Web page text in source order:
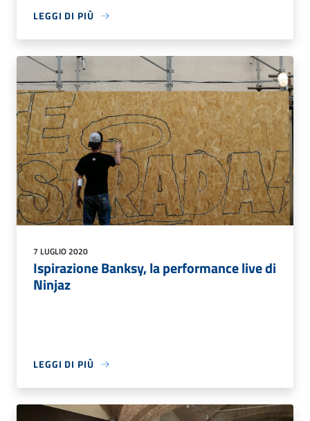
LEGGI DI PIÙ
7 LUGLIO 2020
Ispirazione Banksy, la performance live di
Ninjaz
LEGGI DI PIÙ